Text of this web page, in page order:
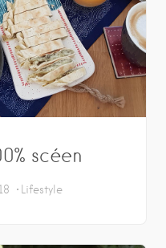
scéen
Lifestyle